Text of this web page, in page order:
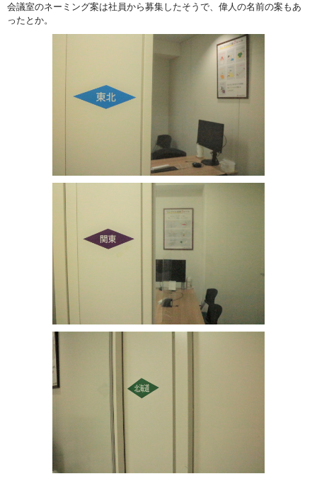
会議室のネーミング案は社員から募集したそうで、偉人の名前の案もあ
ったとか。